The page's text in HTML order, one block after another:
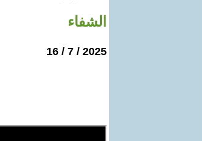
الشفاء
2025 / 7 / 16